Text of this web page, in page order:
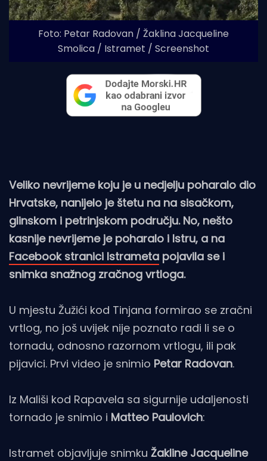
Foto: Petar Radovan / Žaklina Jacqueline
Smolica / Istramet / Screenshot
Veliko nevrijeme koju je u nedjelju poharalo dio
Hrvatske, nanijelo je štetu na na sisačkom,
glinskom i petrinjskom području. No, nešto
kasnije nevrijeme je poharalo i Istru, a na
Facebook stranici Istrameta pojavila se i
snimka snažnog zračnog vrtloga.
U mjestu Žužići kod Tinjana formirao se zračni
vrtlog, no još uvijek nije poznato radi li se o
tornadu, odnosno razornom vrtlogu, ili pak
pijavici. Prvi video je snimio Petar Radovan.
Iz Mališi kod Rapavela sa sigurnije udaljenosti
tornado je snimio i Matteo Paulovich:
Istramet objavljuje snimku Žakline Jacqueline